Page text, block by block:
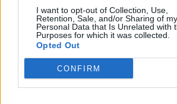
I want to opt-out of Collection, Use,
Retention, Sale, and/or Sharing of my
Personal Data that Is Unrelated with
Purposes for which it was collected.
Opted Out
CONFIRM